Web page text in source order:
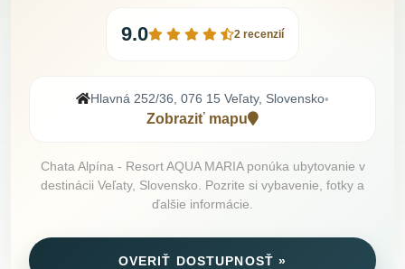
9.0 2 recenzií
Hlavná 252/36, 076 15 Veľaty, Slovensko•
Zobraziť mapu
Chata Alpína - Resort AQUA MARIA ponúka ubytovanie v
destinácii Veľaty, Slovensko. Pozrite si vybavenie, fotky a
ďalšie informácie.
OVERIŤ DOSTUPNOSŤ »